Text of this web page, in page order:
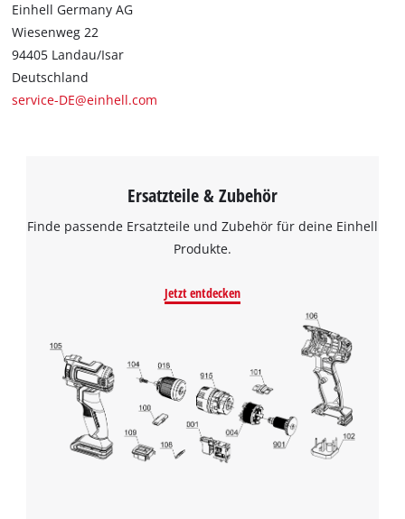
eignen sich die Schrauben zur Befestigung von
Gipskartonplatten auf Unterkonstruktionen aus Holz.
Einhell Germany AG
Wiesenweg 22
94405 Landau/Isar
Deutschland
service-DE@einhell.com
Ersatzteile & Zubehör
Finde passende Ersatzteile und Zubehör für deine Einhell
Produkte.
Jetzt entdecken